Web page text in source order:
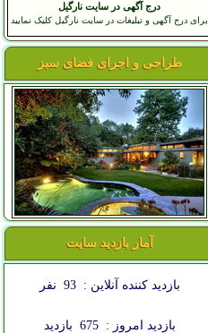
درج آگهی در سایت نارگیل
برای درج آگهی و تبلیغات در سایت نارگیل کلیک نمایید
طراحی و اجرای فضای سبز
آمار بازدید سایت
بازدید کننده آنلاین : 93 نفر
بازدید امروز : 675 بازدید